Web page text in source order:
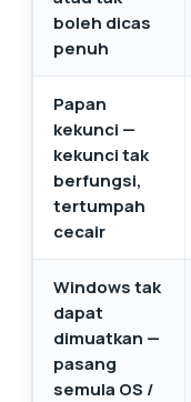
boleh dicas
penuh
Papan
kekunci —
kekunci tak
berfungsi,
tertumpah
cecair
Windows tak
dapat
dimuatkan —
pasang
semula OS /